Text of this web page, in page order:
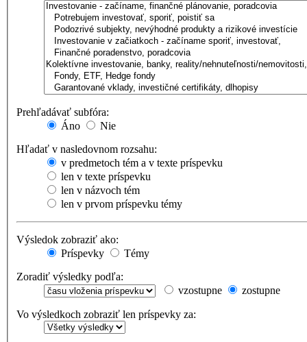
Prehľadávať subfóra:
Áno
Nie
Hľadať v nasledovnom rozsahu:
v predmetoch tém a v texte príspevku
len v texte príspevku
len v názvoch tém
len v prvom príspevku témy
Výsledok zobraziť ako:
Príspevky
Témy
Zoradiť výsledky podľa:
vzostupne
zostupne
Vo výsledkoch zobraziť len príspevky za: